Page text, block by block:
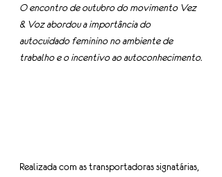
O encontro de outubro do movimento Vez
& Voz abordou a importância do
autocuidado feminino no ambiente de
trabalho e o incentivo ao autoconhecimento.
Realizada com as transportadoras signatárias,